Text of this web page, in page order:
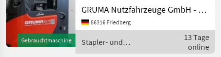
Gebrauchtmaschine
Batterie - Fahrzeugstecker
MRC 160A - vertikaler
Batteriewechsel - Fahrzeug:
Mast: Einfachzusatzhydr
GRUMA Nutzfahrzeuge GmbH - Staplertechnik
86316 Friedberg
Stapler- und
Lagertechnik / Linde
13 Tage
online